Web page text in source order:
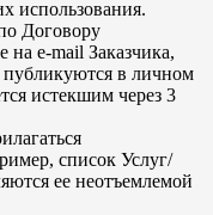
использования.
Договору
на e-mail Заказчика,
в личном
истекшим через 3
список Услуг/
ее неотъемлемой